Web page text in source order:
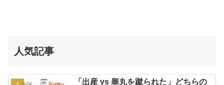
人気記事
「出産 vs 睾丸を蹴られた」どちらの